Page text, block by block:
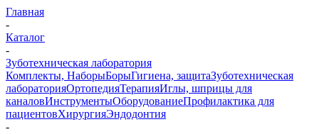
Главная
-
Каталог
-
Зуботехническая лаборатория
Комплекты, НаборыБорыГигиена, защитаЗуботехническая
лабораторияОртопедияТерапияИглы, шприцы для
каналовИнструментыОборудованиеПрофилактика для
пациентовХирургияЭндодонтия
-